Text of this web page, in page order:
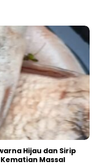
Hijau dan Sirip
Massal